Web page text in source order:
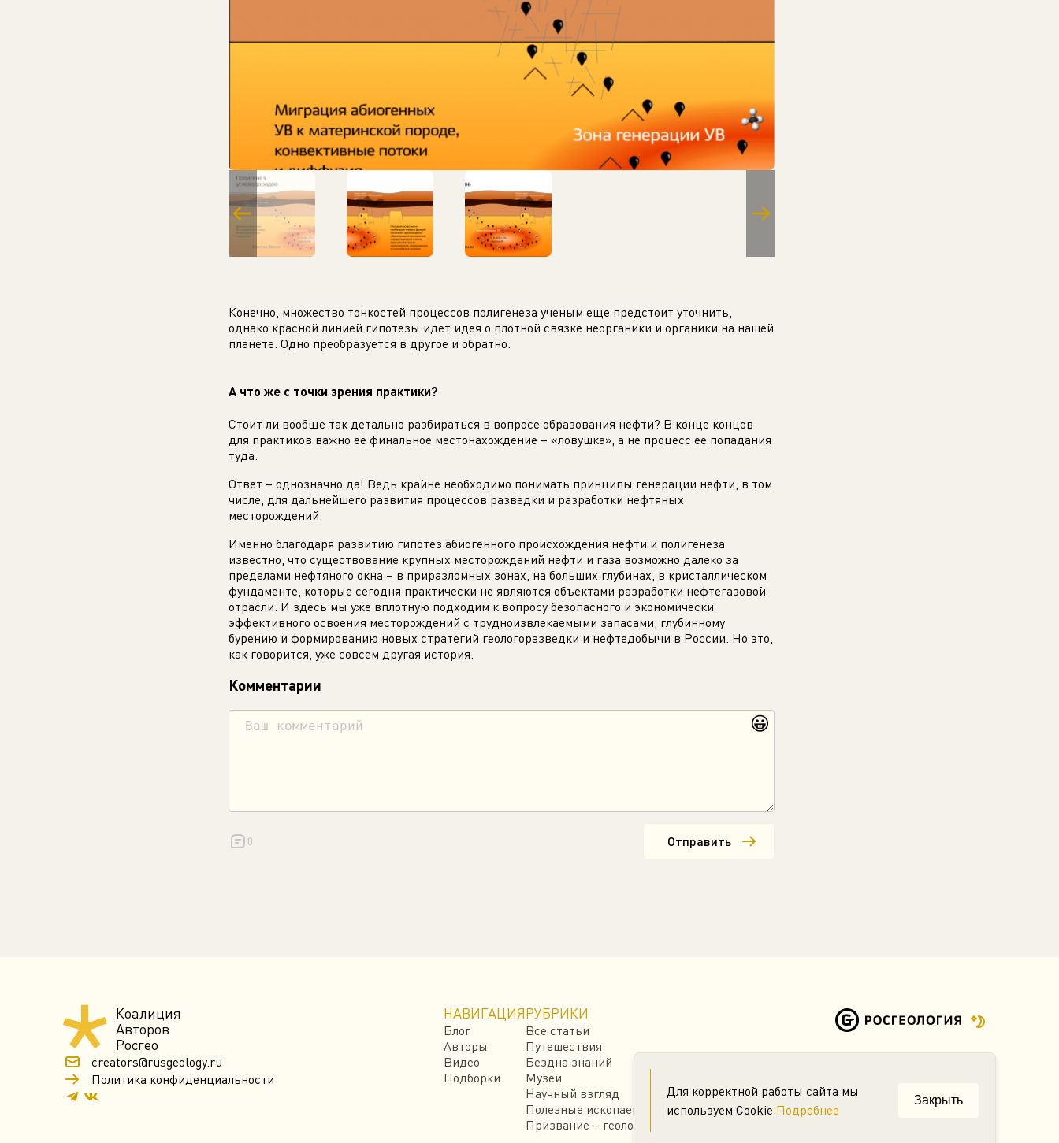
Конечно, множество тонкостей процессов полигенеза ученым еще предстоит уточнить,
однако красной линией гипотезы идет идея о плотной связке неорганики и органики на нашей
планете. Одно преобразуется в другое и обратно.
А что же с точки зрения практики?
Стоит ли вообще так детально разбираться в вопросе образования нефти? В конце концов
для практиков важно её финальное местонахождение – «ловушка», а не процесс ее попадания
туда.
Ответ – однозначно да! Ведь крайне необходимо понимать принципы генерации нефти, в том
числе, для дальнейшего развития процессов разведки и разработки нефтяных
месторождений.
Именно благодаря развитию гипотез абиогенного происхождения нефти и полигенеза
известно, что существование крупных месторождений нефти и газа возможно далеко за
пределами нефтяного окна – в приразломных зонах, на больших глубинах, в кристаллическом
фундаменте, которые сегодня практически не являются объектами разработки нефтегазовой
отрасли. И здесь мы уже вплотную подходим к вопросу безопасного и экономически
эффективного освоения месторождений с трудноизвлекаемыми запасами, глубинному
бурению и формированию новых стратегий геологоразведки и нефтедобычи в России. Но это,
как говорится, уже совсем другая история.
Комментарии
😀
0 Отправить
Коалиция
Авторов
Росгео
creators@rusgeology.ru
Политика конфиденциальности
НАВИГАЦИЯ
Блог
Авторы
Видео
Подборки
РУБРИКИ
Все статьи
Путешествия
Бездна знаний
Музеи
Научный взгляд
Полезные ископаемые
Призвание – геолог
АО «Росгео»
Для корректной работы сайта мы
используем Cookie Подробнее
Закрыть